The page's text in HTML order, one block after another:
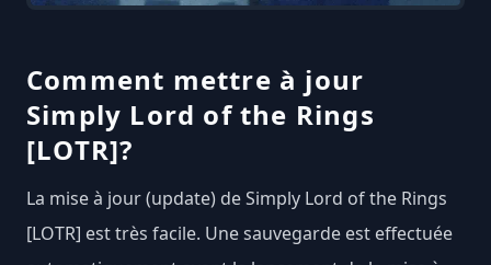
Comment mettre à jour
Simply Lord of the Rings
[LOTR]?
La mise à jour (update) de Simply Lord of the Rings
[LOTR] est très facile. Une sauvegarde est effectuée